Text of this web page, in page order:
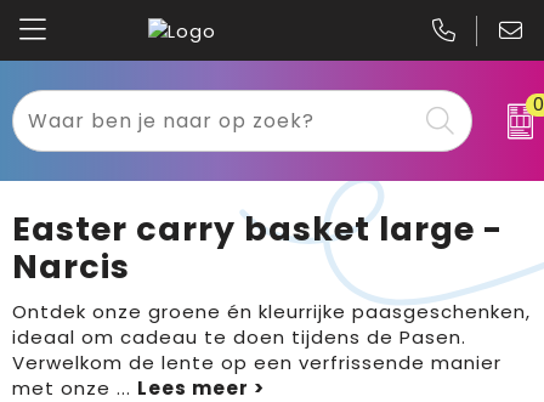
0
Textiel
Werkkleding
Sport
Tassen
Kariban
B&C
Gildan
Clique
Easter carry basket large -
Narcis
Ontdek onze groene én kleurrijke paasgeschenken,
ideaal om cadeau te doen tijdens de Pasen.
Verwelkom de lente op een verfrissende manier
met onze ...